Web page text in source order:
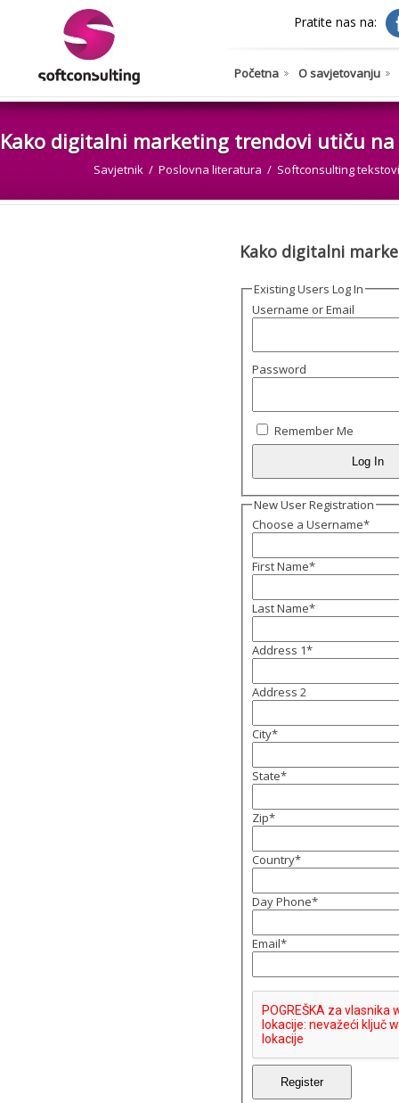
Pratite nas na:
Početna O savjetovanju
Kako digitalni marketing trendovi utiču
Savjetnik Poslovna literatura Softconsulting tekstovi
Kako digitalni
Existing Users Log In
Username or Email
Password
Remember Me
New User Registration
Choose a Username*
First Name*
Last Name*
Address 1*
Address 2
City*
State*
Zip*
Country*
Day Phone*
Email*